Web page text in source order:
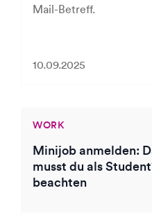
Mail-Betreff.
10.09.2025
WORK
Minijob anmelden:
musst du als
beachten